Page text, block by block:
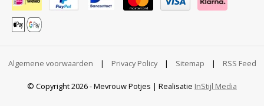
Algemene voorwaarden | Privacy Policy | Sitemap | RSS Feed
© Copyright 2026 - Mevrouw Potjes | Realisatie InStijl Media